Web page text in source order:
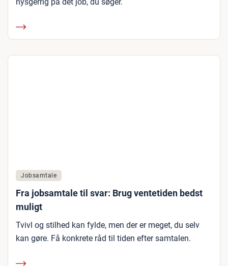
Jobsamtale
Fra jobsamtale til svar: Brug ventetiden bedst
muligt
Tvivl og stilhed kan fylde, men der er meget, du selv
kan gøre. Få konkrete råd til tiden efter samtalen.